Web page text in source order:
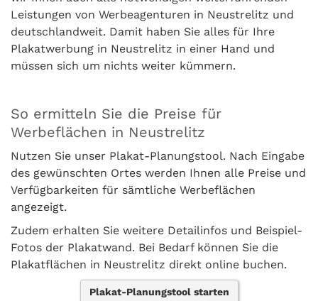
Leistungen von Werbeagenturen in Neustrelitz und
deutschlandweit. Damit haben Sie alles für Ihre
Plakatwerbung in Neustrelitz in einer Hand und
müssen sich um nichts weiter kümmern.
So ermitteln Sie die Preise für
Werbeflächen in Neustrelitz
Nutzen Sie unser Plakat-Planungstool. Nach Eingabe
des gewünschten Ortes werden Ihnen alle Preise und
Verfügbarkeiten für sämtliche Werbeflächen
angezeigt.
Zudem erhalten Sie weitere Detailinfos und Beispiel-
Fotos der Plakatwand. Bei Bedarf können Sie die
Plakatflächen in Neustrelitz direkt online buchen.
Plakat-Planungstool starten